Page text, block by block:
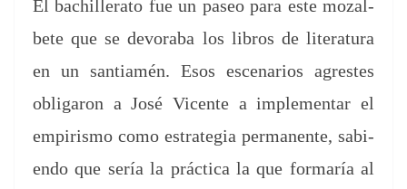
El bachiller­a­to fue un paseo para este mozal­
bete que se devor­a­ba los libros de lit­er­atu­ra
en un san­ti­amén. Esos esce­nar­ios agrestes
obligaron a José Vicente a imple­men­tar el
empiris­mo como estrate­gia per­ma­nente, sabi­
en­do que sería la prác­ti­ca la que for­maría al